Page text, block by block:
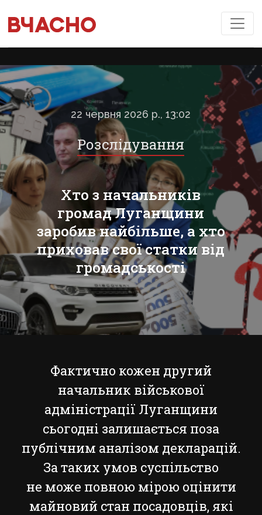
Хто з начальників
громад Луганщини
заробив найбільше, а хто
приховав свої статки від
громадськості
Розслідування
22 червня 2026 р., 13:02
Фактично кожен другий
начальник військової
адміністрації Луганщини
сьогодні залишається поза
публічним аналізом декларацій.
За таких умов суспільство
не може повною мірою оцінити
майновий стан посадовців, які